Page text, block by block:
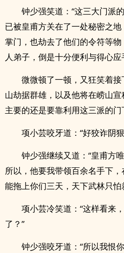
钟少强笑道：“这三大门派
已被皇甫方关在了一处秘密之
掌门，也劫去了他们的令符等
人弟子，倒是十分便利与得心
微微顿了一顿，又狂笑着
山劫据群雄，以及他将在崂山宣
主要的还是要靠利用这三派的门
项小芸咬牙道：“好狡诈阴
钟少强继续又道：“皇甫方
所以，他要我带领百余名手下
能拖上你们三天，天下武林只
项小芸冷笑道：“这样看来
了？”
钟少强咬牙道：“所以我恨